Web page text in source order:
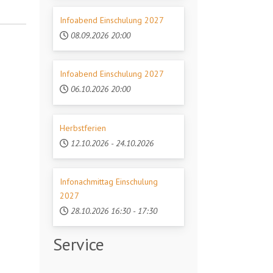
Infoabend Einschulung 2027
08.09.2026 20:00
Infoabend Einschulung 2027
06.10.2026 20:00
Herbstferien
12.10.2026 - 24.10.2026
Infonachmittag Einschulung
2027
28.10.2026 16:30 - 17:30
Service